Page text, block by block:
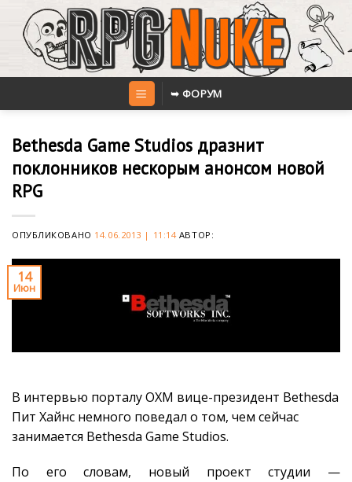
content
➥ ФОРУМ
Bethesda Game Studios дразнит
поклонников нескорым анонсом новой
RPG
ОПУБЛИКОВАНО 14.06.2013 | 11:14АВТОР:
14
Июн
В интервью порталу OXM вице-президент Bethesda
Пит Хайнс немного поведал о том, чем сейчас
занимается Bethesda Game Studios.
По его словам, новый проект студии —